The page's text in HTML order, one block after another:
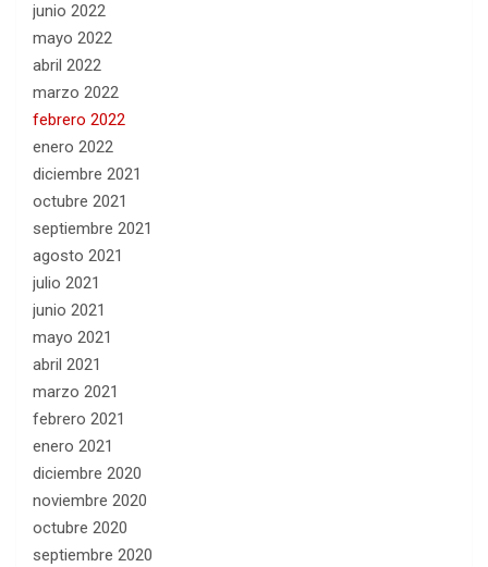
junio 2022
mayo 2022
abril 2022
marzo 2022
febrero 2022
enero 2022
diciembre 2021
octubre 2021
septiembre 2021
agosto 2021
julio 2021
junio 2021
mayo 2021
abril 2021
marzo 2021
febrero 2021
enero 2021
diciembre 2020
noviembre 2020
octubre 2020
septiembre 2020